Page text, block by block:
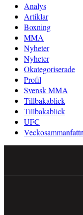
Analys
Artiklar
Boxning
MMA
Nyheter
Nyheter
Okategoriserade
Profil
Svensk MMA
Tillbakablick
Tillbakablick
UFC